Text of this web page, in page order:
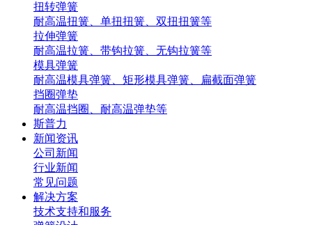
扭转弹簧
耐高温扭簧、单扭扭簧、双扭扭簧等
拉伸弹簧
耐高温拉簧、带钩拉簧、无钩拉簧等
模具弹簧
耐高温模具弹簧、矩形模具弹簧、扁截面弹簧
挡圈弹垫
耐高温挡圈、耐高温弹垫等
斯普力
新闻资讯
公司新闻
行业新闻
常见问题
解决方案
技术支持和服务